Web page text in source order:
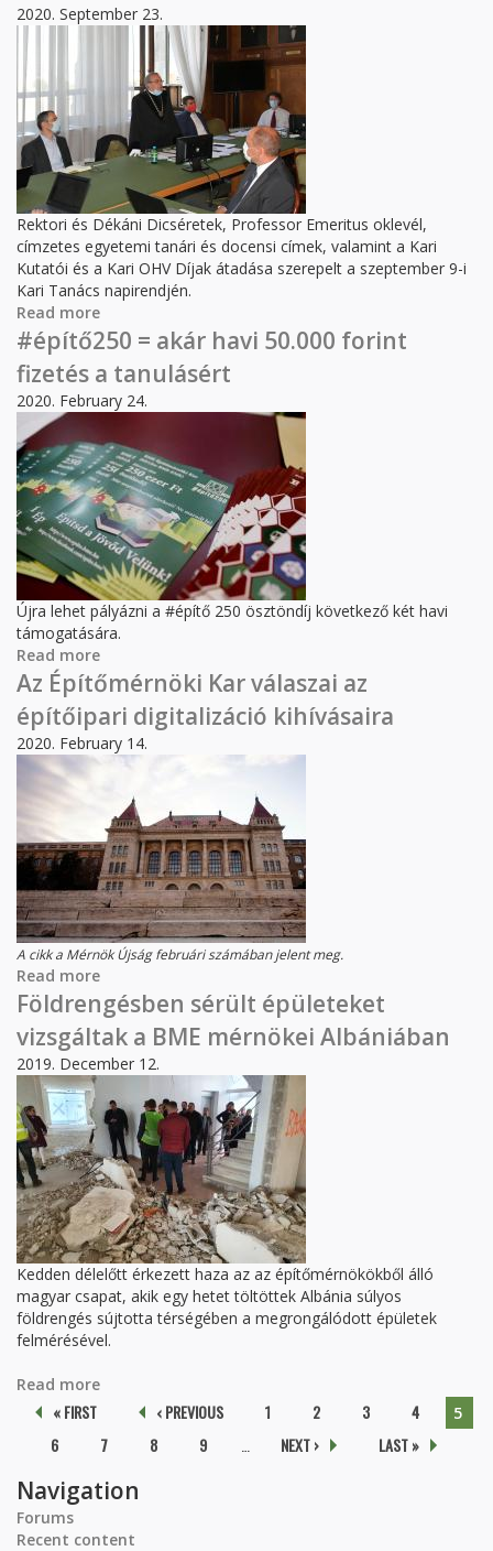
2020. September 23.
Rektori és Dékáni Dicséretek, Professor Emeritus oklevél,
címzetes egyetemi tanári és docensi címek, valamint a Kari
Kutatói és a Kari OHV Díjak átadása szerepelt a szeptember 9-i
Kari Tanács napirendjén.
Read more
üléséről
#építő250 = akár havi 50.000 forint
fizetés a tanulásért
2020. February 24.
Újra lehet pályázni a #építő 250 ösztöndíj következő két havi
támogatására.
Read more
a tanulásért
Az Építőmérnöki Kar válaszai az
építőipari digitalizáció kihívásaira
2020. February 14.
A cikk a Mérnök Újság februári számában jelent meg.
Read more
digitalizáció kihívásaira
Földrengésben sérült épületeket
vizsgáltak a BME mérnökei Albániában
2019. December 12.
Kedden délelőtt érkezett haza az az építőmérnökökből álló
magyar csapat, akik egy hetet töltöttek Albánia súlyos
földrengés sújtotta térségében a megrongálódott épületek
felmérésével.
Read more
a BME mérnökei Albániában
Pages
« FIRST ‹ PREVIOUS 1 2 3 4 5
6 7 8 9 NEXT › LAST »
Navigation
Forums
Recent content